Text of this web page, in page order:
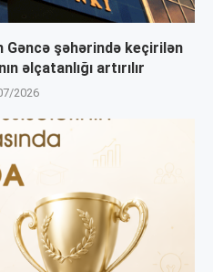
şəhərində keçirilən
əlçatanlığı artırılır
2026